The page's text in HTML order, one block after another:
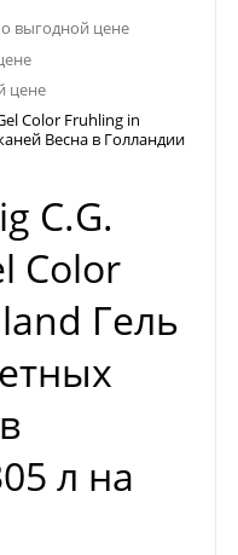
выгодной цене
цене
Color Fruhling in
Весна в Голландии
C.G.
Color
Гель
л на